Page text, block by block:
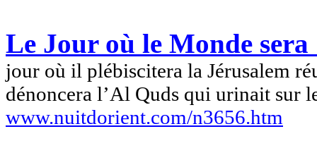
Le Jour où le Monde
jour où il plébiscitera la Jérusalem
dénoncera l’Al Quds qui urinait sur
www.nuitdorient.com/n3656.htm